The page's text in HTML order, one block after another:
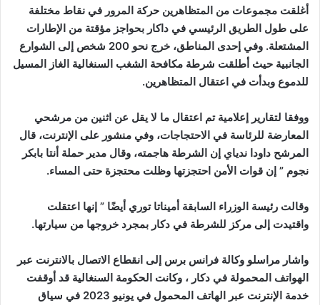
أغلقت مجموعات من المتظاهرين حركة المرور في نقاط مختلفة
على طول الطريق الرئيسي في داكار بحواجز مؤقتة من الإطارات
المشتعلة. وفي إحدى المناطق، خرج نحو 200 شخص إلى الشوارع
الجانبية حيث أطلقت شرطة مكافحة الشغب السنغالية الغاز المسيل
للدموع وبدأت في اعتقال المتظاهرين.
ووفقا لتقارير إعلامية تم اعتقال ما لا يقل عن اثنين من مرشحي
المعارضة للرئاسة في الاحتجاجات، وفي منشور على الإنترنت، قال
المرشح داودا ندياي إن الشرطة هاجمته، وقال مدير حملة أنتا بابكر
نجوم ” إن قوات الأمن احتجزتها وظلت محتجزة حتى المساء.
وقالت رئيسة الوزراء السابقة أميناتا توري أيضًا ” إنها اعتقلت
واقتيدت إلى مركز للشرطة في دكار بمجرد خروجها من سيارتها.
واشار مراسلو وكالة فرانس برس إلى انقطاع الاتصال بالانترنت عبر
الهواتف المحمولة في دكار ، وكانت الحكومة السنغالية قد أوقفت
خدمة الإنترنت عبر الهاتف المحمول في يونيو 2023 في سياق